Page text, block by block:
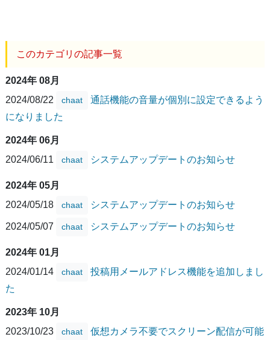
このカテゴリの記事一覧
2024年 08月
2024/08/22
chaat
通話機能の音量が個別に設定できるよう
になりました
2024年 06月
2024/06/11
chaat システムアップデートのお知らせ
2024年 05月
2024/05/18
chaat システムアップデートのお知らせ
2024/05/07 chaat システムアップデートのお知らせ
2024年 01月
2024/01/14
chaat
投稿用メールアドレス機能を追加しまし
た
2023年 10月
2023/10/23
chaat
仮想カメラ不要でスクリーン配信が可能